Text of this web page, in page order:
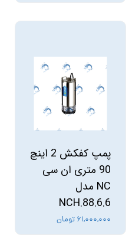
پمپ کفکش 2 اینچ
90 متری ان سی
NC مدل
NCH.88.6.6
۶۱,۰۰۰,۰۰۰ تومان